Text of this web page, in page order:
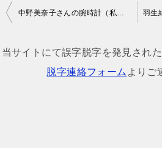
投
ナ
中野美奈子さんの腕時計（私物・番組着用モデル）
当サイトにて誤字脱字を発見され
脱字連絡フォーム よりご